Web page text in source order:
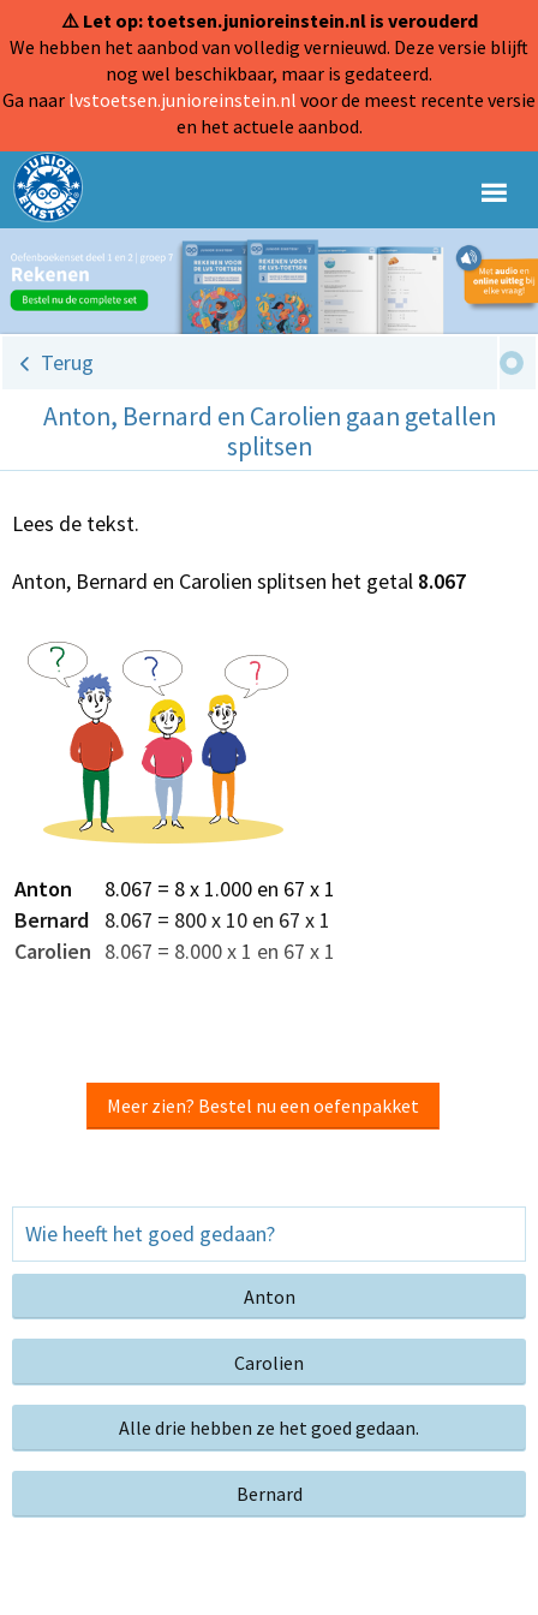
⚠️ Let op: toetsen.junioreinstein.nl is verouderd
We hebben het aanbod van volledig vernieuwd. Deze versie blijft
nog wel beschikbaar, maar is gedateerd.
Ga naar lvstoetsen.junioreinstein.nl voor de meest recente versie
en het actuele aanbod.
Terug
Anton, Bernard en Carolien gaan getallen
splitsen
Lees de tekst.
Anton, Bernard en Carolien splitsen het getal 8.067
Anton
8.067 = 8 x 1.000 en 67 x 1
Bernard
8.067 = 800 x 10 en 67 x 1
Carolien 8.067 = 8.000 x 1 en 67 x 1
Meer zien? Bestel nu een oefenpakket
Wie heeft het goed gedaan?
Anton
Carolien
Alle drie hebben ze het goed gedaan.
Bernard